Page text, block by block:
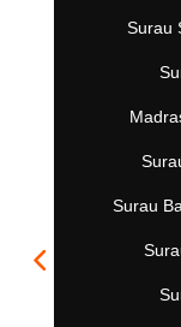
Surau
Surau